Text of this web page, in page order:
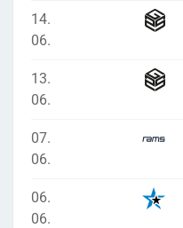
14.
06.
13.
06.
07.
06.
06.
06.